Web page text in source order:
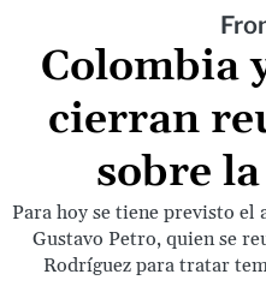
Colombia
cierran
sobre
Para hoy se tiene previsto el
Gustavo Petro, quien se
Rodríguez para tratar